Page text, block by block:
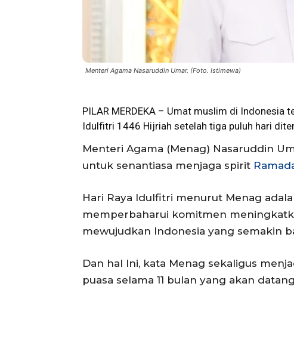
Menteri Agama Nasaruddin Umar. (Foto. Istimewa)
PILAR MERDEKA – Umat muslim di Indonesia
Idulfitri 1446 Hijriah setelah tiga puluh hari
Menteri Agama (Menag) Nasaruddin
untuk senantiasa menjaga spirit
Hari Raya Idulfitri menurut Menag
memperbaharui komitmen
mewujudkan Indonesia yang semakin
Dan hal Ini, kata Menag sekaligus
puasa selama 11 bulan yang akan